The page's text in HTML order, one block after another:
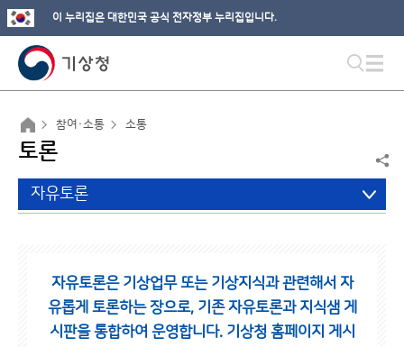
이 누리집은 대한민국 공식 전자정부 누리집입니다.
참여·소통 소통
토론
자유토론
자유토론은 기상업무 또는 기상지식과 관련해서 자
유롭게 토론하는 장으로, 기존 자유토론과 지식샘 게
시판을 통합하여 운영합니다. 기상청 홈페이지 게시